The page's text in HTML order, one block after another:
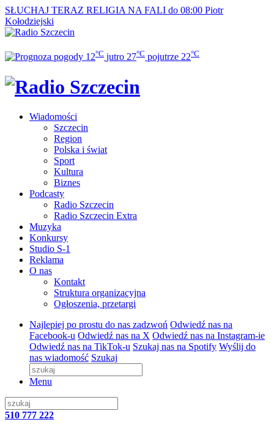
SŁUCHAJ TERAZ RELIGIA NA FALI do 08:00 Piotr
Kołodziejski
12°C jutro 27°C pojutrze 22°C
Wiadomości
Szczecin
Region
Polska i świat
Sport
Kultura
Biznes
Podcasty
Radio Szczecin
Radio Szczecin Extra
Muzyka
Konkursy
Studio S-1
Reklama
O nas
Kontakt
Struktura organizacyjna
Ogłoszenia, przetargi
Najlepiej po prostu do nas zadzwoń Odwiedź nas na
Facebook-u Odwiedź nas na X Odwiedź nas na Instagram-ie
Odwiedź nas na TikTok-u Szukaj nas na Spotify Wyślij do
nas wiadomość Szukaj
Menu
510 777 222